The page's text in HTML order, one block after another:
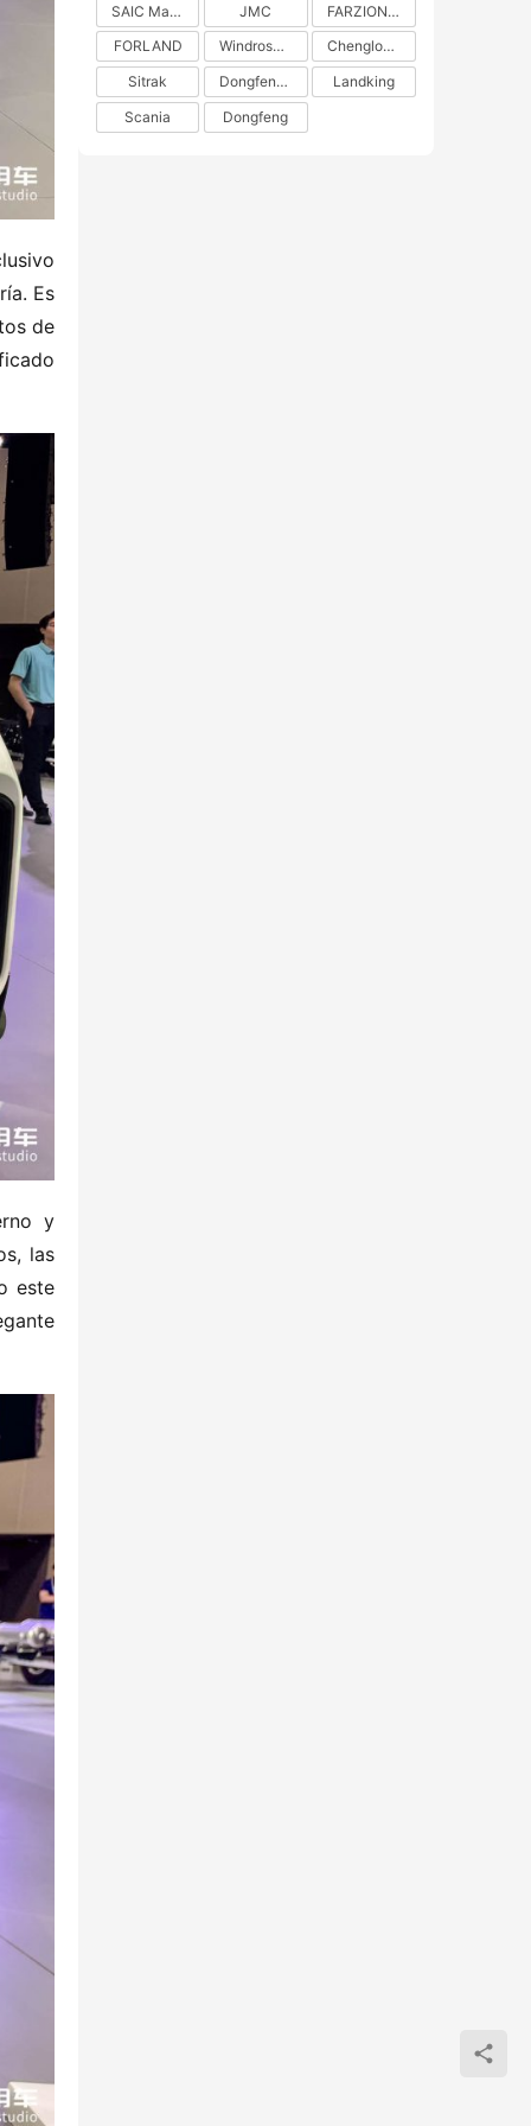
Es
de
y
las
este
SAIC Maxus
JMC
FARZION AUTO
FORLAND
Windrose Technology
Chenglong H5
Sitrak
DongfengLiuzhou Motor
Landking
Scania
Dongfeng